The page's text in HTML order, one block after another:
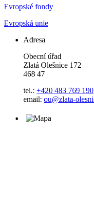
Evropské fondy
Evropská unie
Adresa
Obecní úřad
Zlatá Olešnice 172
468 47
tel.: +420 483 769 190
email: ou@zlata-